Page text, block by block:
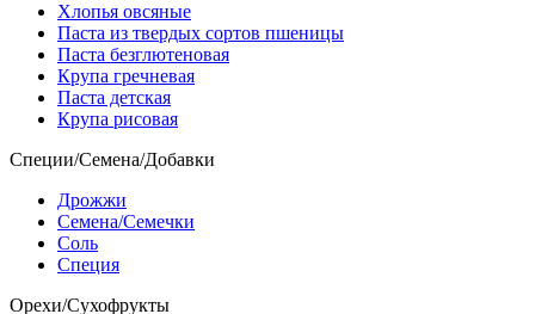
Хлопья овсяные
Паста из твердых сортов пшеницы
Паста безглютеновая
Крупа гречневая
Паста детская
Крупа рисовая
Специи/Семена/Добавки
Дрожжи
Семена/Семечки
Соль
Специя
Орехи/Сухофрукты